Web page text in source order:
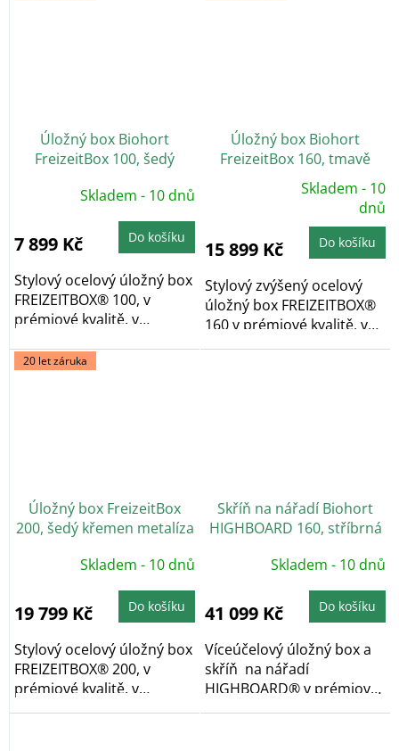
Úložný box Biohort
FreizeitBox 100, šedý
Skladem - 10 dnů
7 899 Kč Do košíku
Stylový ocelový úložný box
FREIZEITBOX® 100, v
prémiové kvalitě, v
Úložný box Biohort
FreizeitBox 160, tmavě
šedá metalíza
5,0
z
5
Skladem - 10
dnů
15 899 Kč Do košíku
Stylový zvýšený ocelový
úložný box FREIZEITBOX®
160 v prémiové kvalitě, v
provedení...
20 let záruka
Úložný box FreizeitBox
200, šedý křemen metalíza
Skladem - 10 dnů
19 799 Kč Do košíku
Stylový ocelový úložný box
FREIZEITBOX® 200, v
prémiové kvalitě, v
provedení šedý...
Skříň na nářadí Biohort
HIGHBOARD 160, stříbrná
Skladem - 10 dnů
41 099 Kč Do košíku
Víceúčelový úložný box a
skříň na nářadí
HIGHBOARD® v prémiové
kvalitě, v provedení...